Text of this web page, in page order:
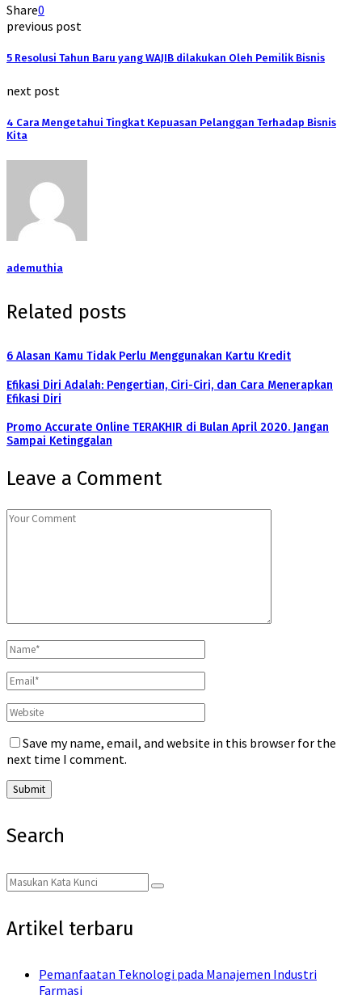
Share0
previous post
5 Resolusi Tahun Baru yang WAJIB dilakukan Oleh Pemilik Bisnis
next post
4 Cara Mengetahui Tingkat Kepuasan Pelanggan Terhadap Bisnis
Kita
ademuthia
Related posts
6 Alasan Kamu Tidak Perlu Menggunakan Kartu Kredit
Efikasi Diri Adalah: Pengertian, Ciri-Ciri, dan Cara Menerapkan
Efikasi Diri
Promo Accurate Online TERAKHIR di Bulan April 2020. Jangan
Sampai Ketinggalan
Leave a Comment
Save my name, email, and website in this browser for the
next time I comment.
Search
Search
for:
Search
Artikel terbaru
Pemanfaatan Teknologi pada Manajemen Industri
Farmasi